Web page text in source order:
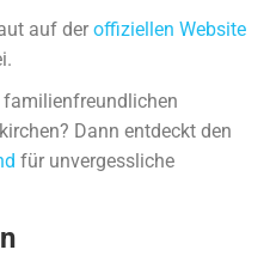
auf der offiziellen Website
familienfreundlichen
Dann entdeckt den
für unvergessliche